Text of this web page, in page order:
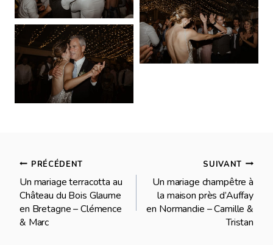
Navigation
de
l’article
PRÉCÉDENT
Un mariage terracotta au
Château du Bois Glaume
en Bretagne – Clémence
& Marc
SUIVANT
Un mariage champêtre à
la maison près d’Auffay
en Normandie – Camille &
Tristan